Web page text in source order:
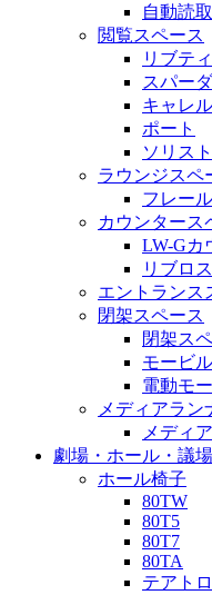
自動読
閲覧スペース
リブテ
スパー
キャレ
ポート
ソリス
ラウンジスペ
フレール
カウンタース
LW-Gカ
リブロ
エントランス
閉架スペース
閉架ス
モービ
電動モ
メディアラン
メディ
劇場・ホール・議場
ホール椅子
80TW
80T5
80T7
80TA
テアトロ